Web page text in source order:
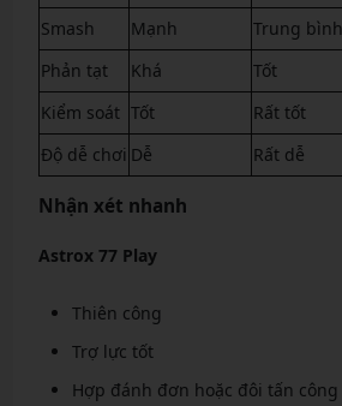
Smash
Mạnh Trung bình
Phản tạt
Khá Tốt
Kiểm soát Tốt Rất tốt
Độ dễ chơi Dễ Rất dễ
Nhận xét nhanh
Astrox 77 Play
Thiên công
Trợ lực tốt
Hợp đánh đơn hoặc đôi tấn công